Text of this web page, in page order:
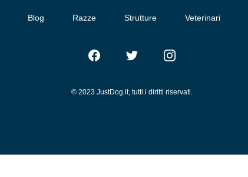
Blog Razze Strutture Veterinari
FacebookTwitter Instagram
© 2023 JustDog.it, tutti i diritti riservati.